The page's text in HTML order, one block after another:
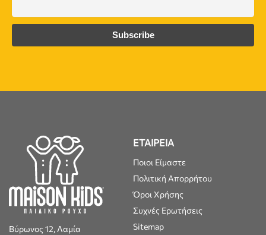
Βύρωνος 12, Λαμία
ΕΤΑΙΡΕΙΑ
Ποιοι Είμαστε
Πολιτική Απορρήτου
Όροι Χρήσης
Συχνές Ερωτήσεις
Sitemap